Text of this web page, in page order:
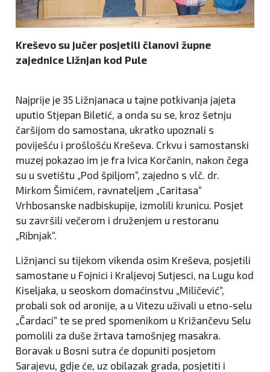
Kreševo su jučer posjetili članovi župne
zajednice Ližnjan kod Pule
Najprije je 35 Ližnjanaca u tajne potkivanja jajeta
uputio Stjepan Biletić, a onda su se, kroz šetnju
čaršijom do samostana, ukratko upoznali s
poviješću i prošlošću Kreševa. Crkvu i samostanski
muzej pokazao im je fra Ivica Korčanin, nakon čega
su u svetištu „Pod špiljom“, zajedno s vlč. dr.
Mirkom Šimićem, ravnateljem „Caritasa“
Vrhbosanske nadbiskupije, izmolili krunicu. Posjet
su završili večerom i druženjem u restoranu
„Ribnjak“.
Ližnjanci su tijekom vikenda osim Kreševa, posjetili
samostane u Fojnici i Kraljevoj Sutjesci, na Lugu kod
Kiseljaka, u seoskom domaćinstvu „Miličević“,
probali sok od aronije, a u Vitezu uživali u etno-selu
„Čardaci“ te se pred spomenikom u Križančevu Selu
pomolili za duše žrtava tamošnjeg masakra.
Boravak u Bosni sutra će dopuniti posjetom
Sarajevu, gdje će, uz obilazak grada, posjetiti i